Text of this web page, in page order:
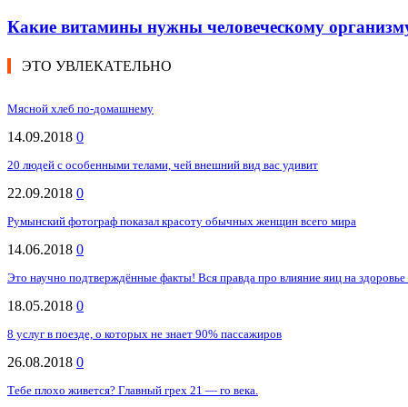
Какие витамины нужны человеческому
ЭТО УВЛЕКАТЕЛЬНО
Мясной хлеб по-домашнему
14.09.2018 0
20 людей с особенными телами, чей внешний вид вас удивит
22.09.2018 0
Румынский фотограф показал красоту обычных женщин всего мира
14.06.2018 0
Это научно подтверждённые факты! Вся правда про влияние яиц на здоровье
18.05.2018 0
8 услуг в поезде, о которых не знает 90% пассажиров
26.08.2018 0
Тебе плохо живется? Главный грех 21 — го века.